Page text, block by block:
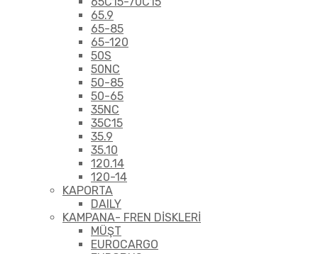
65.9
65-85
65-120
50S
50NC
50-85
50-65
35NC
35C15
35.9
35.10
120.14
120-14
KAPORTA
DAILY
KAMPANA- FREN DİSKLERİ
MÜŞT
EUROCARGO